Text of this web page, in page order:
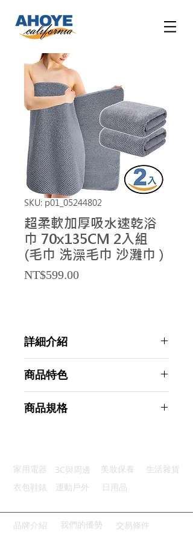
SKU: p01_05244802
超柔軟加厚吸水速乾浴
巾 70x135CM 2入組
(毛巾 洗澡毛巾 沙灘巾 )
NT$599.00Price
詳細介紹
商品特色
親膚性佳：細密纖維柔軟滑順親膚
商品規格
商品型號：p01_05244802
主要材質：珊瑚絨
商品重量(g)：275
產地名稱：中國大陸
家用電器 3C與周邊 美妝保養
生活雜貨
衣包鞋錶
運動戶外 日用品
品牌介紹 我們的優勢 交易條件